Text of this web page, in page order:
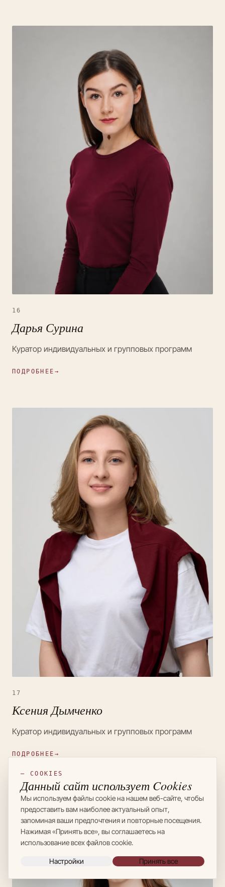
16
Дарья Сурина
Куратор индивидуальных и групповых программ
ПОДРОБНЕЕ →
17
Ксения Дымченко
Куратор индивидуальных и групповых программ
ПОДРОБНЕЕ →
— COOKIES
Данный сайт использует Cookies
Мы используем файлы cookie на нашем веб-сайте, чтобы
предоставить вам наиболее актуальный опыт,
запоминая ваши предпочтения и повторные посещения.
Нажимая «Принять все», вы соглашаетесь на
использование всех файлов cookie.
Настройки Принять все